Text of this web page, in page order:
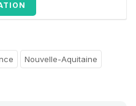
Nouvelle-Aquitaine